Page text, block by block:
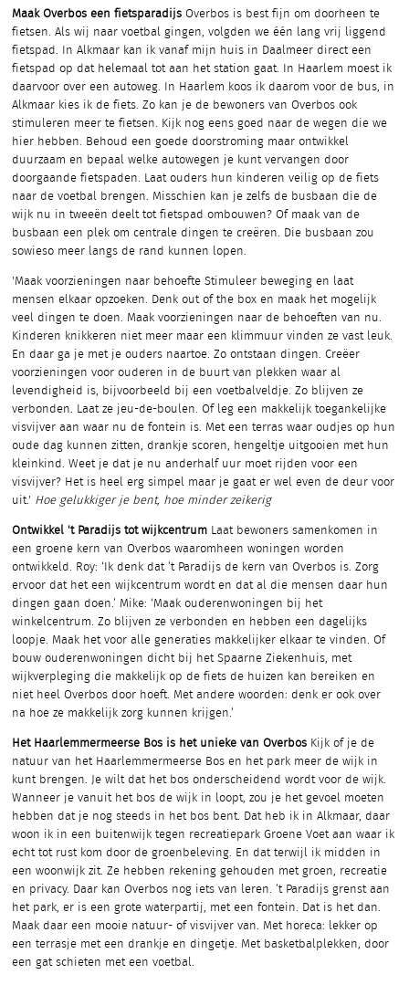
Maak Overbos een fietsparadijs Overbos is best fijn om doorheen te
fietsen. Als wij naar voetbal gingen, volgden we één lang vrij liggend
fietspad. In Alkmaar kan ik vanaf mijn huis in Daalmeer direct een
fietspad op dat helemaal tot aan het station gaat. In Haarlem moest ik
daarvoor over een autoweg. In Haarlem koos ik daarom voor de bus, in
Alkmaar kies ik de fiets. Zo kan je de bewoners van Overbos ook
stimuleren meer te fietsen. Kijk nog eens goed naar de wegen die we
hier hebben. Behoud een goede doorstroming maar ontwikkel
duurzaam en bepaal welke autowegen je kunt vervangen door
doorgaande fietspaden. Laat ouders hun kinderen veilig op de fiets
naar de voetbal brengen. Misschien kan je zelfs de busbaan die de
wijk nu in tweeën deelt tot fietspad ombouwen? Of maak van de
busbaan een plek om centrale dingen te creëren. Die busbaan zou
sowieso meer langs de rand kunnen lopen.
'Maak voorzieningen naar behoefte Stimuleer beweging en laat
mensen elkaar opzoeken. Denk out of the box en maak het mogelijk
veel dingen te doen. Maak voorzieningen naar de behoeften van nu.
Kinderen knikkeren niet meer maar een klimmuur vinden ze vast leuk.
En daar ga je met je ouders naartoe. Zo ontstaan dingen. Creëer
voorzieningen voor ouderen in de buurt van plekken waar al
levendigheid is, bijvoorbeeld bij een voetbalveldje. Zo blijven ze
verbonden. Laat ze jeu-de-boulen. Of leg een makkelijk toegankelijke
visvijver aan waar nu de fontein is. Met een terras waar oudjes op hun
oude dag kunnen zitten, drankje scoren, hengeltje uitgooien met hun
kleinkind. Weet je dat je nu anderhalf uur moet rijden voor een
visvijver? Het is heel erg simpel maar je gaat er wel even de deur voor
uit.' Hoe gelukkiger je bent, hoe minder zeikerig
Ontwikkel 't Paradijs tot wijkcentrum Laat bewoners samenkomen in
een groene kern van Overbos waaromheen woningen worden
ontwikkeld. Roy: ‘Ik denk dat ’t Paradijs de kern van Overbos is. Zorg
ervoor dat het een wijkcentrum wordt en dat al die mensen daar hun
dingen gaan doen.’ Mike: ‘Maak ouderenwoningen bij het
winkelcentrum. Zo blijven ze verbonden en hebben een dagelijks
loopje. Maak het voor alle generaties makkelijker elkaar te vinden. Of
bouw ouderenwoningen dicht bij het Spaarne Ziekenhuis, met
wijkverpleging die makkelijk op de fiets de huizen kan bereiken en
niet heel Overbos door hoeft. Met andere woorden: denk er ook over
na hoe ze makkelijk zorg kunnen krijgen.’
Het Haarlemmermeerse Bos is het unieke van Overbos Kijk of je de
natuur van het Haarlemmermeerse Bos en het park meer de wijk in
kunt brengen. Je wilt dat het bos onderscheidend wordt voor de wijk.
Wanneer je vanuit het bos de wijk in loopt, zou je het gevoel moeten
hebben dat je nog steeds in het bos bent. Dat heb ik in Alkmaar, daar
woon ik in een buitenwijk tegen recreatiepark Groene Voet aan waar ik
echt tot rust kom door de groenbeleving. En dat terwijl ik midden in
een woonwijk zit. Ze hebben rekening gehouden met groen, recreatie
en privacy. Daar kan Overbos nog iets van leren. ’t Paradijs grenst aan
het park, er is een grote waterpartij, met een fontein. Dat is het dan.
Maak daar een mooie natuur- of visvijver van. Met horeca: lekker op
een terrasje met een drankje en dingetje. Met basketbalplekken, door
een gat schieten met een voetbal.